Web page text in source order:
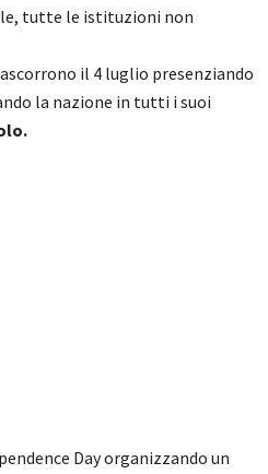
tutte le istituzioni non
il 4 luglio presenziando
la nazione in tutti i suoi
Day organizzando un